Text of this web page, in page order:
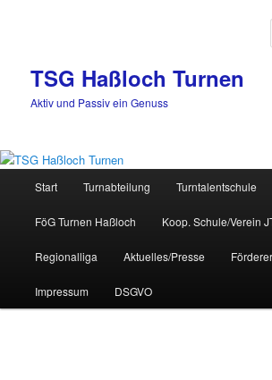
TSG Haßloch Turnen
Aktiv und Passiv ein Genuss
Start Turnabteilung Turntalentschule
FöG Turnen Haßloch Koop. Schule/Verein
Regionalliga Aktuelles/Presse Förderer
Impressum DSGVO